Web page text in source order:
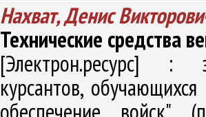
Нахват, Денис
Технические средства
[Электрон.ресурс] :
курсантов,